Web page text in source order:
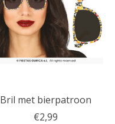
Bril met bierpatroon
€2,99